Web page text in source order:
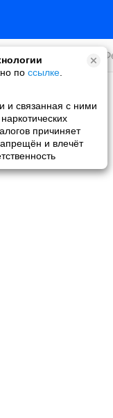
по ссылке
и связанная с ними
причиняет
и влечёт